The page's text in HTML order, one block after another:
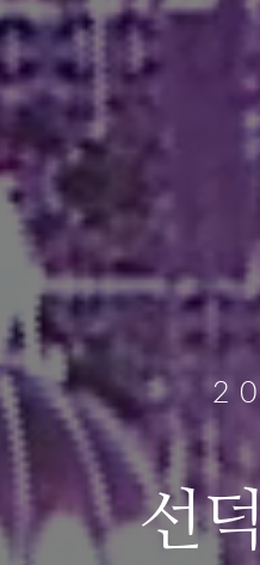
선